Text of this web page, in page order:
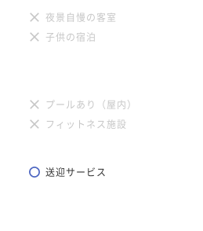
夜景自慢の客室
子供の宿泊
プールあり（屋内）
フィットネス施設
送迎サービス